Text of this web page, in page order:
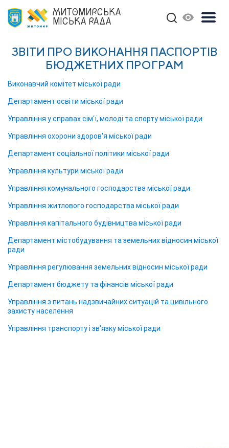
ЖИТОМИРСЬКА
МІСЬКА РАДА
ЗВІТИ ПРО ВИКОНАННЯ ПАСПОРТІВ
БЮДЖЕТНИХ ПРОГРАМ
Виконавчий комітет міської ради
Департамент освіти міської ради
Управління у справах сім'ї, молоді та спорту міської ради
Управління охорони здоров'я міської ради
Департамент соціальної політики міської ради
Управління культури міської ради
Управління комунального господарства міської ради
Управління житлового господарства міської ради
Управління капітального будівництва міської ради
Департамент містобудування та земельних відносин міської
ради
Управління регулювання земельних відносин міської ради
Департамент бюджету та фінансів міської ради
Управління з питань надзвичайних ситуацій та цивільного
захисту населення
Управління транспорту і зв'язку міської ради